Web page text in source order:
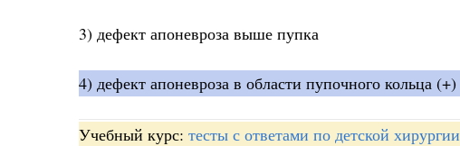
3) дефект апоневроза выше пупка
4) дефект апоневроза в области пупочного кольца (+)
Учебный курс: тесты с ответами по детской хирургии